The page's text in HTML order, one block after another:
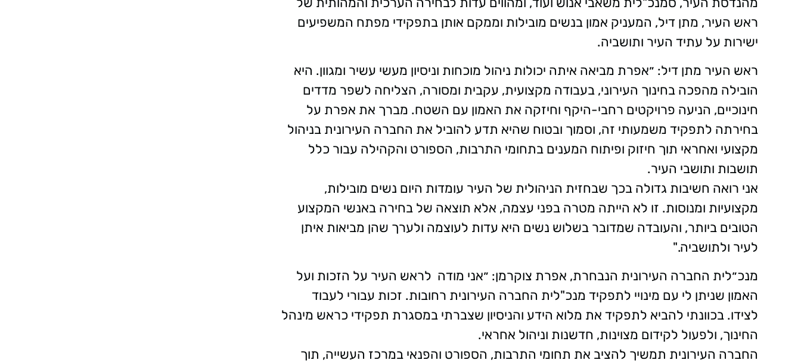
ראש העיר, מתן דיל, המעניק אמון בנשים מובילות וממקם אותן בתפקידי מפתח המשפיעים
ישירות על עתיד העיר ותושביה.
ראש העיר מתן דיל: ״אפרת מביאה איתה יכולות ניהול מוכחות וניסיון מעשי עשיר ומגוון. היא
הובילה מהפכה בחינוך העירוני, בעבודה מקצועית, עקבית ומסורה, הצליחה לשפר מדדים
חינוכיים, הניעה פרויקטים רחבי-היקף וחיזקה את האמון עם השטח. מברך את אפרת על
בחירתה לתפקיד משמעותי זה, וסמוך ובטוח שהיא תדע להוביל את החברה העירונית בניהול
מקצועי ואחראי תוך חיזוק ופיתוח המענים בתחומי התרבות, הספורט והקהילה עבור כלל
תושבות ותושבי העיר.
אני רואה חשיבות גדולה בכך שבחזית הניהולית של העיר עומדות היום נשים מובילות,
מקצועיות ומנוסות. זו לא הייתה מטרה בפני עצמה, אלא תוצאה של בחירה באנשי המקצוע
הטובים ביותר, והעובדה שמדובר בשלוש נשים היא עדות לעוצמה ולערך שהן מביאות איתן
לעיר ולתושביה."
מנכ״לית החברה העירונית הנבחרת, אפרת צוקרמן: ״אני מודה לראש העיר על הזכות ועל
האמון שניתן לי עם מינויי לתפקיד מנכ"לית החברה העירונית רחובות. זכות עבורי לעבוד
לצידו. בכוונתי להביא לתפקיד את מלוא הידע והניסיון שצברתי במסגרת תפקידי כראש מינהל
החינוך, ולפעול לקידום מצוינות, חדשנות וניהול אחראי.
החברה העירונית תמשיך להציב את תחומי התרבות, הספורט והפנאי במרכז העשייה, תוך